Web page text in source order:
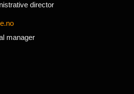
director
manager